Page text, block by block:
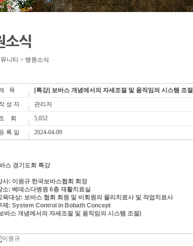
소식
니티 > 병원소식
목
[특강] 보바스 개념에서의 자세조절 및 움직임의 시스템 조절
성 자
관리자
회
5,052
록 일
2024-04-09
스 경기도회 특강
사: 이원규 한국보바스협회 회장
소: 베데스다병원 6층 재활치료실
육대상: 보바스 협회 회원 및 비회원의 물리치료사 및 작업치료사
제: System Control in Bobath Concept
바스 개념에서의 자세조절 및 움직임의 시스템 조절)